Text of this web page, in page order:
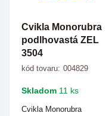
Cvikla Monorubra
podlhovastá ZEL
3504
kód tovaru: 004829
Skladom 11 ks
Cvikla Monorubra